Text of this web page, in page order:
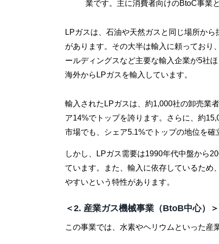
業です。主に消費者向けのBtoC事業
LPガスは、石油や天然ガスと同じ場所か
があります。その大半は輸入に頼っており
ールディングスなど主要な輸入企業が5社
海外からLPガスを輸入しています。
輸入されたLPガスは、約1,000社の卸売業
ア14%でトップを誇ります。さらに、約
市場でも、シェア5.1%でトップの地位を確
しかし、LPガス需要は1990年代中盤から
ています。また、輸入に依存しているため
やすいという特性があります。
＜2. 産業ガス機械事業（BtoB中心）＞
この事業では、水素やヘリウムといった産